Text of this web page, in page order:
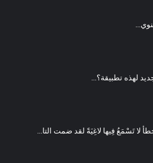
لهذه تطبيقة؟...